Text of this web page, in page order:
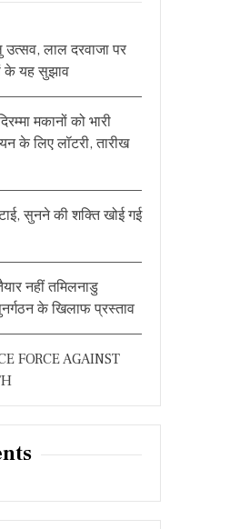
उत्सव, लाल दरवाजा पर
के यह सुझाव
मकानों को भारी
के लिए लॉटरी, तारीख
सुनने की शक्ति खोई गई
नहीं तमिलनाडु
के खिलाफ प्रस्ताव
FORCE AGAINST